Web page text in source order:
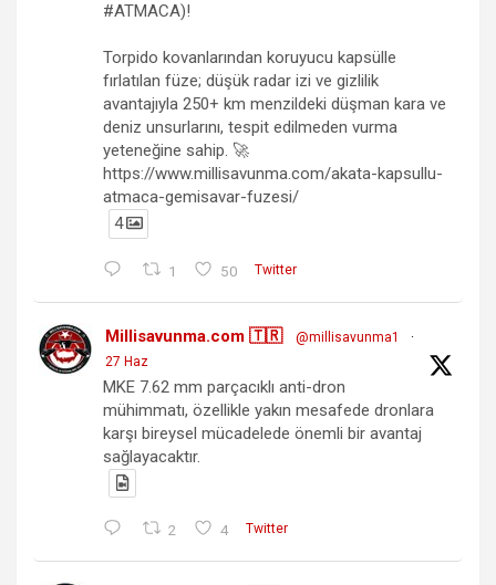
#ATMACA)!
Torpido kovanlarından koruyucu kapsülle
fırlatılan füze; düşük radar izi ve gizlilik
avantajıyla 250+ km menzildeki düşman kara ve
deniz unsurlarını, tespit edilmeden vurma
yeteneğine sahip. 🚀
https://www.millisavunma.com/akata-kapsullu-
atmaca-gemisavar-fuzesi/
4
1 50 Twitter
Millisavunma.com 🇹🇷 @millisavunma1
·
27 Haz
MKE 7.62 mm parçacıklı anti-dron
mühimmatı, özellikle yakın mesafede dronlara
karşı bireysel mücadelede önemli bir avantaj
sağlayacaktır.
2 4 Twitter